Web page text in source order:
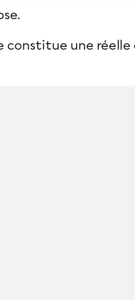
constitue une réelle